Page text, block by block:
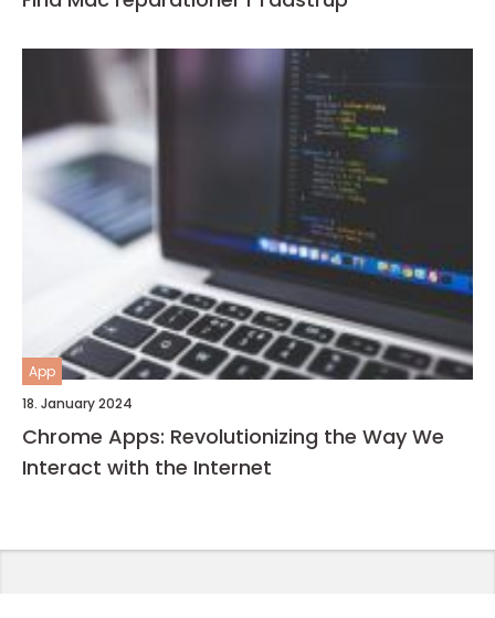
App
18. January 2024
Chrome Apps: Revolutionizing the Way We
Interact with the Internet